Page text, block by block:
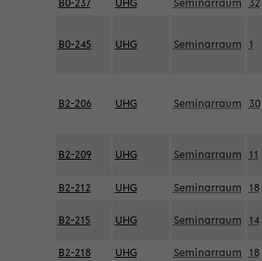
B0-245 UHG Seminarraum 1
B2-206 UHG Seminarraum 30
B2-209 UHG Seminarraum 11
B2-212 UHG Seminarraum 18
B2-215 UHG Seminarraum 14
B2-218 UHG Seminarraum 18